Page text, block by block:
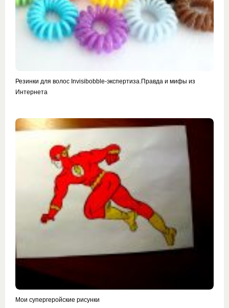
Резинки для волос Invisibobble-экспертиза.Правда и мифы из
Интернета
Мои супергеройские рисунки